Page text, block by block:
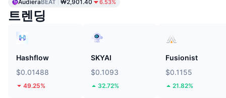
AudieraBEAT ₩2,901.40 6.53%
트렌딩
Hashflow
$0.01488
49.25%
SKYAI
$0.1093
32.72%
Fusionist
$0.1155
21.82%